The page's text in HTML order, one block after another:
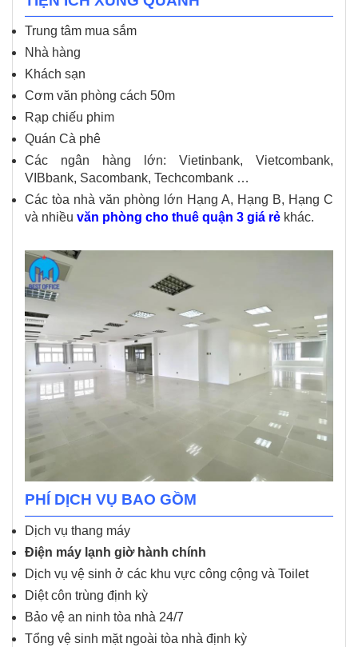
Trung tâm mua sắm
Nhà hàng
Khách sạn
Cơm văn phòng cách 50m
Rạp chiếu phim
Quán Cà phê
Các ngân hàng lớn: Vietinbank, Vietcombank,
VIBbank, Sacombank, Techcombank …
Các tòa nhà văn phòng lớn Hạng A, Hạng B, Hạng C
và nhiều văn phòng cho thuê quận 3 giá rẻ khác.
PHÍ DỊCH VỤ BAO GỒM
Dịch vụ thang máy
Điện máy lạnh giờ hành chính
Dịch vụ vệ sinh ở các khu vực công cộng và Toilet
Diệt côn trùng định kỳ
Bảo vệ an ninh tòa nhà 24/7
Tổng vệ sinh mặt ngoài tòa nhà định kỳ